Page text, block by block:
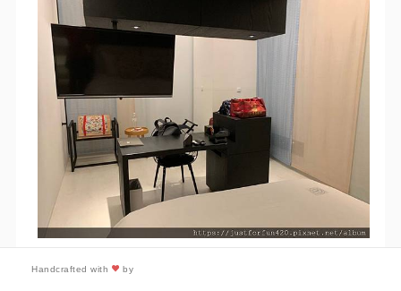
Handcrafted with by